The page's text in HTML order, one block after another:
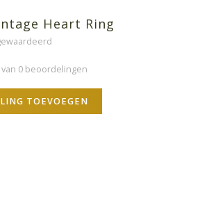
Heart Ring
0 beoordelingen
TOEVOEGEN